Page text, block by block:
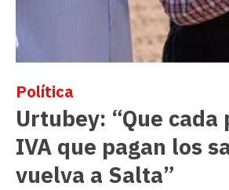
Urtubey: “Que cada
IVA que pagan los
vuelva a Salta”
Política